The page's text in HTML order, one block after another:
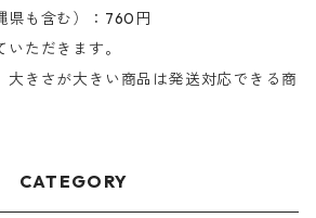
県も含む）：760円
ただきます。
大きさが大きい商品は発送対応できる商
CATEGORY